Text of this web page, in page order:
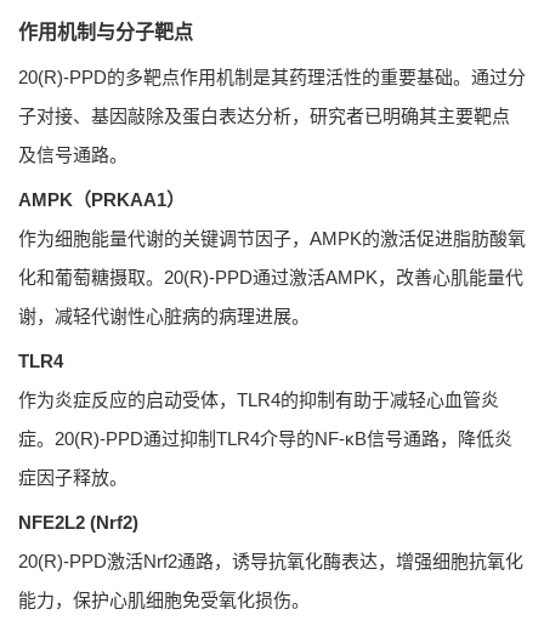
作用机制与分子靶点
20(R)-PPD的多靶点作用机制是其药理活性的重要基础。通过分
子对接、基因敲除及蛋白表达分析，研究者已明确其主要靶点
及信号通路。
AMPK（PRKAA1）
作为细胞能量代谢的关键调节因子，AMPK的激活促进脂肪酸氧
化和葡萄糖摄取。20(R)-PPD通过激活AMPK，改善心肌能量代
谢，减轻代谢性心脏病的病理进展。
TLR4
作为炎症反应的启动受体，TLR4的抑制有助于减轻心血管炎
症。20(R)-PPD通过抑制TLR4介导的NF-κB信号通路，降低炎
症因子释放。
NFE2L2 (Nrf2)
20(R)-PPD激活Nrf2通路，诱导抗氧化酶表达，增强细胞抗氧化
能力，保护心肌细胞免受氧化损伤。